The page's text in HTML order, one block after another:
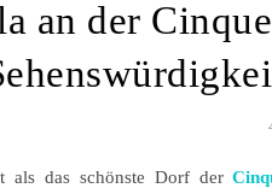
an der
als das schönste Dorf der